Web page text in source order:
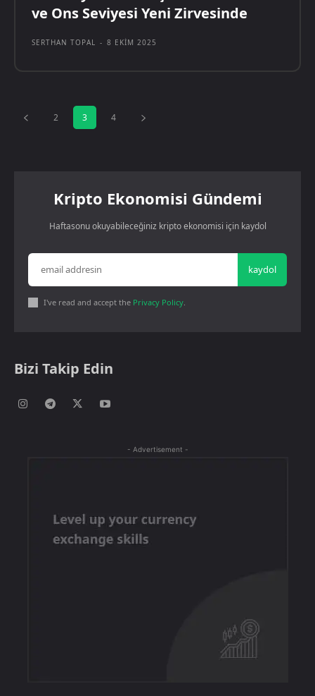
ve Ons Seviyesi Yeni Zirvesinde
SERTHAN TOPAL - 8 EKIM 2025
2 3 4
Kripto Ekonomisi Gündemi
Haftasonu okuyabileceğiniz kripto ekonomisi için kaydol
kaydol
I've read and accept the Privacy Policy
Bizi Takip Edin
- Advertisement -